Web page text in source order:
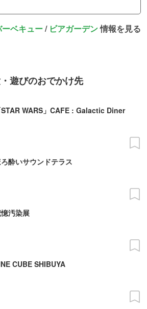
ーベキュー/ ビアガーデン情報を見る
遊びのおでかけ先
STAR WARS」CAFE : Galactic Diner
酔いサウンドテラス
汚染展
CUBE SHIBUYA